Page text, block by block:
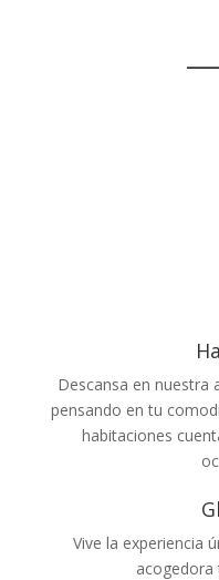
Descansa en nuestra
pensando en tu
habitaciones
Vive la experiencia
acogedora